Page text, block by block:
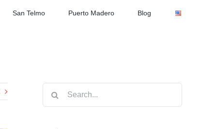
San Telmo Puerto Madero Blog